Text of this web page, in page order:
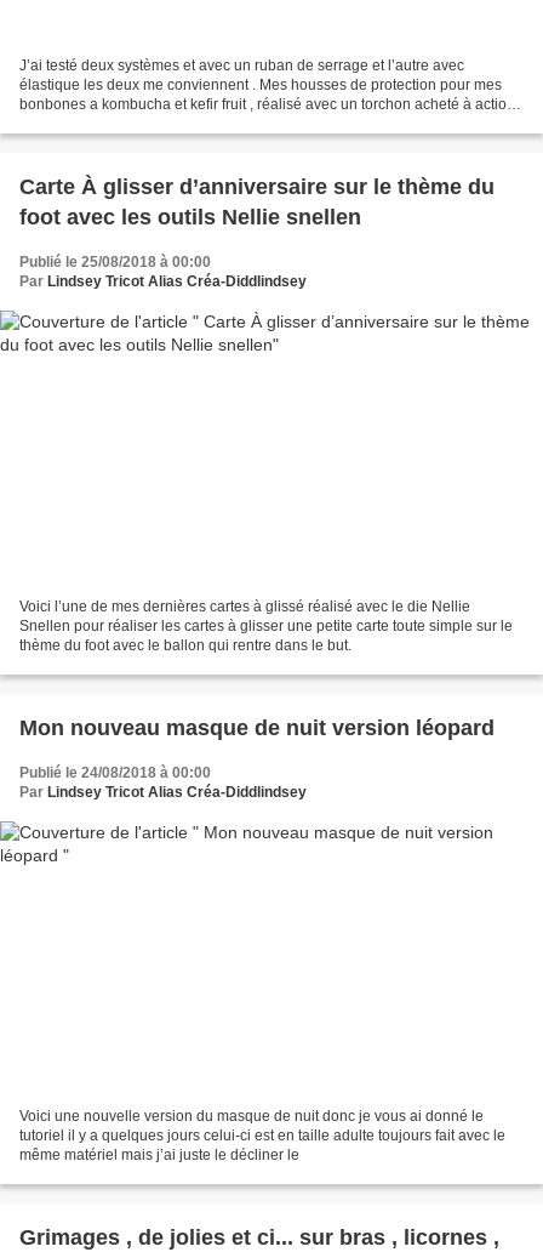
J’ai testé deux systèmes et avec un ruban de serrage et l’autre avec
élastique les deux me conviennent . Mes housses de protection pour mes
bonbones a kombucha et kefir fruit , réalisé avec un torchon acheté à action.
Carte À glisser d’anniversaire sur le thème du
foot avec les outils Nellie snellen
Publié le 25/08/2018 à 00:00
Par Lindsey Tricot Alias Créa-Diddlindsey
Voici l’une de mes dernières cartes à glissé réalisé avec le die Nellie
Snellen pour réaliser les cartes à glisser une petite carte toute simple sur le
thème du foot avec le ballon qui rentre dans le but.
Mon nouveau masque de nuit version léopard
Publié le 24/08/2018 à 00:00
Par Lindsey Tricot Alias Créa-Diddlindsey
Voici une nouvelle version du masque de nuit donc je vous ai donné le
tutoriel il y a quelques jours celui-ci est en taille adulte toujours fait avec le
même matériel mais j’ai juste le décliner le
Grimages , de jolies et ci... sur bras , licornes ,